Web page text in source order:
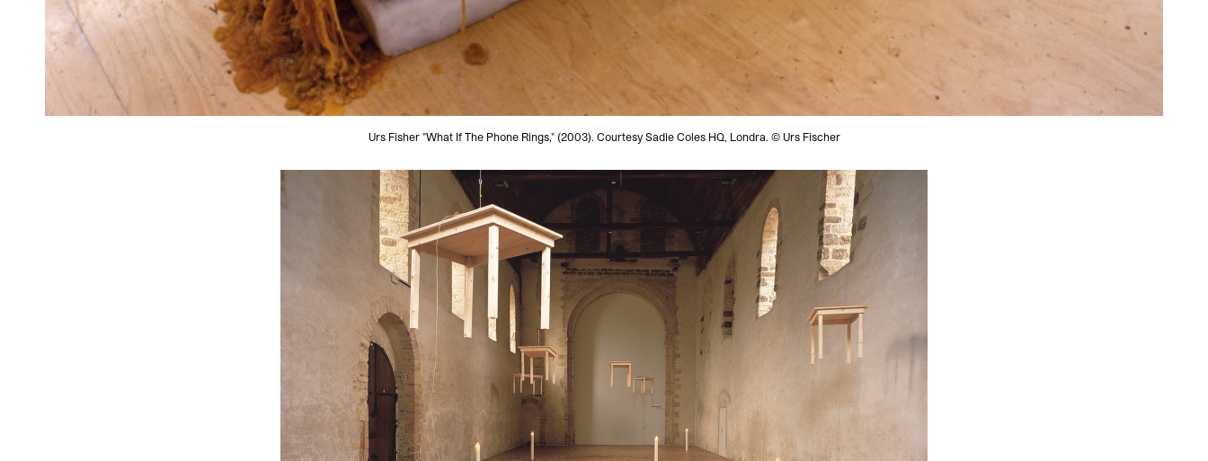
Urs Fisher "What If The Phone Rings," (2003). Courtesy Sadie Coles HQ, Londra. © Urs Fischer